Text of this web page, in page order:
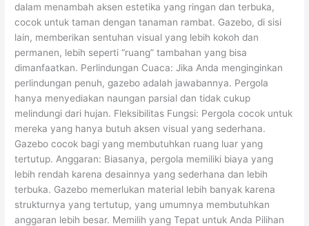
dalam menambah aksen estetika yang ringan dan terbuka,
cocok untuk taman dengan tanaman rambat. Gazebo, di sisi
lain, memberikan sentuhan visual yang lebih kokoh dan
permanen, lebih seperti “ruang” tambahan yang bisa
dimanfaatkan. Perlindungan Cuaca: Jika Anda menginginkan
perlindungan penuh, gazebo adalah jawabannya. Pergola
hanya menyediakan naungan parsial dan tidak cukup
melindungi dari hujan. Fleksibilitas Fungsi: Pergola cocok untuk
mereka yang hanya butuh aksen visual yang sederhana.
Gazebo cocok bagi yang membutuhkan ruang luar yang
tertutup. Anggaran: Biasanya, pergola memiliki biaya yang
lebih rendah karena desainnya yang sederhana dan lebih
terbuka. Gazebo memerlukan material lebih banyak karena
strukturnya yang tertutup, yang umumnya membutuhkan
anggaran lebih besar. Memilih yang Tepat untuk Anda Pilihan